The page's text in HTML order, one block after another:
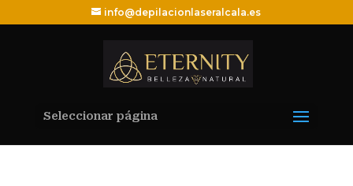
info@depilacionlaseralcala.es
Seleccionar página